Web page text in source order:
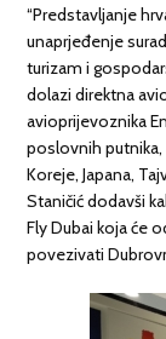
“Predstavljanje
unaprjeđenje
turizam i
dolazi direktna
avioprijevoznika
poslovnih putnika,
Koreje, Japana,
Staničić dodavši
Fly Dubai koja će
povezivati